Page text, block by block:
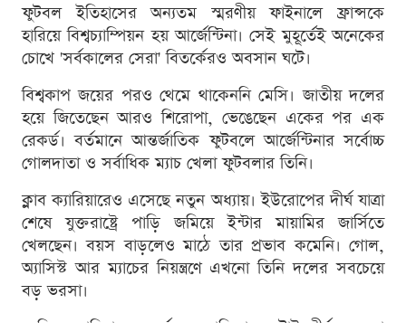
ফুটবল ইতিহাসের অন্যতম স্মরণীয় ফাইনালে ফ্রান্সকে
হারিয়ে বিশ্বচ্যাম্পিয়ন হয় আর্জেন্টিনা। সেই মুহূর্তেই অনেকের
চোখে 'সর্বকালের সেরা' বিতর্কেরও অবসান ঘটে।
বিশ্বকাপ জয়ের পরও থেমে থাকেননি মেসি। জাতীয় দলের
হয়ে জিতেছেন আরও শিরোপা, ভেঙেছেন একের পর এক
রেকর্ড। বর্তমানে আন্তর্জাতিক ফুটবলে আর্জেন্টিনার সর্বোচ্চ
গোলদাতা ও সর্বাধিক ম্যাচ খেলা ফুটবলার তিনি।
ক্লাব ক্যারিয়ারেও এসেছে নতুন অধ্যায়। ইউরোপের দীর্ঘ যাত্রা
শেষে যুক্তরাষ্ট্রে পাড়ি জমিয়ে ইন্টার মায়ামির জার্সিতে
খেলছেন। বয়স বাড়লেও মাঠে তার প্রভাব কমেনি। গোল,
অ্যাসিস্ট আর ম্যাচের নিয়ন্ত্রণে এখনো তিনি দলের সবচেয়ে
বড় ভরসা।